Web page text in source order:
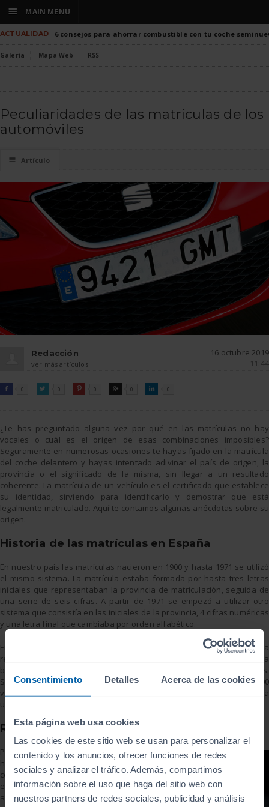
Consentimiento Detalles Acerca de las cookies
Esta página web usa cookies
Las cookies de este sitio web se usan para personalizar el
contenido y los anuncios, ofrecer funciones de redes
sociales y analizar el tráfico. Además, compartimos
información sobre el uso que haga del sitio web con
nuestros partners de redes sociales, publicidad y análisis
ACTUALIDAD 6 consejos para ahorrar combustible con tu coche
Galería Mapa Web RSS
Peculiaridades de las matrículas de los
automóviles
☰ Artículo
Redacción
ver más artículos
16 octubre 2019
11:44

FACEBOOK
0 
TWITTER0 
PINTEREST
0 
GOOGLE0 
LINKEDIN
0
¿Te has preguntado alguna vez por qué en las matrículas no hay
vocales o cuál es el origen de esas combinaciones imposibles?
Seguramente en numerosas ocasiones te hayas fijado en la matrícula
del coche delantero y hayas intentado adivinar el país de origen, la
provincia o el significado de la misma, sin llegar a un resultado
coherente. La matrícula de un vehículo es el certificado que establece
su identidad, sirviendo para identificarlo y demostrar que está
legalmente matriculado. Aquí te contamos algunas anécdotas sobre su
origen.
Historia de las matrículas en España
En nuestro país las matrículas nacieron en 1900 y hasta 1971 se utilizó
el mismo sistema. La matrícula estaba formada por hasta tres letras
iniciales que representaban la provincia de matriculación, seguida de
una serie de seis cifras. A partir de 1971 se empezó a utilizar otro
sistema que consistía en las iniciales de la provincia, 4 cifras numéricas
y una letra final que cambiaba por orden alfabético.
En el año 2000 se instauró un nuevo sistema en el que desapareció la
referencia a la provincia y en su lugar se incorporó una E con la
bandera europea seguida de 4 cifras y 3 letras consonantes.
Siguiendo este mecanismo se podrían matricular hasta 80.000.000
vehículos, por lo que si no aumenta la venta de coches, se prolongaría
unos 40 años.
Restricciones en las matrículas
Puede que nunca
hayas encontrado un
coche con una vocal
en la matrícula o
alguna combinación
☰ MAIN MENU